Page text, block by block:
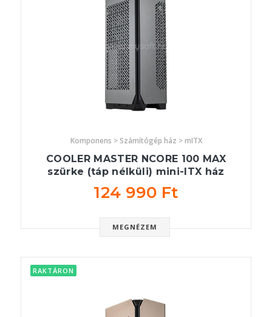
Komponens > Számítógép ház > mITX
COOLER MASTER NCORE 100 MAX
szürke (táp nélküli) mini-ITX ház
124 990 Ft
MEGNÉZEM
RAKTÁRON